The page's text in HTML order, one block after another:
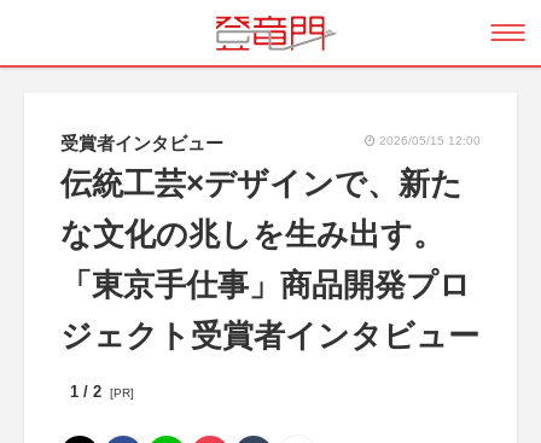
受賞者インタビュー 2026/05/15 12:00
伝統工芸×デザインで、新た
な文化の兆しを生み出す。
「東京手仕事」商品開発プロ
ジェクト受賞者インタビュー
1 / 2 [PR]